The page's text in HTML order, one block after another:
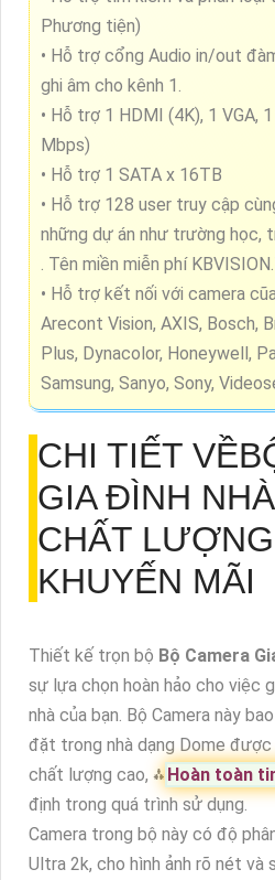
• Hỗ trợ camera IP tối đa 8
• Băng thông tối đa 64 Mbps
• Hỗ trợ 4 kênh Bảo vệ chu vi
• Hỗ trợ 2 kênh Face
analog), Tốc độ xử lý: lên đến
• Cảnh báo người lạ: phát
trong cơ sở dữ liệu của thiết
• Hỗ trợ tìm kiếm và phân loại
Phương tiện)
• Hỗ trợ cổng Audio in/out
ghi âm cho kênh 1.
• Hỗ trợ 1 HDMI (4K), 1 VGA,
Mbps)
• Hỗ trợ 1 SATA x 16TB
• Hỗ trợ 128 user truy cập
những dự án như trường học,
. Tên miền miễn phí
• Hỗ trợ kết nối với camera
Arecont Vision, AXIS, Bosch,
Plus, Dynacolor, Honeywell,
CHI TIẾT VỀ
GIA ĐÌNH
CHẤT
KHUYẾN MÃI